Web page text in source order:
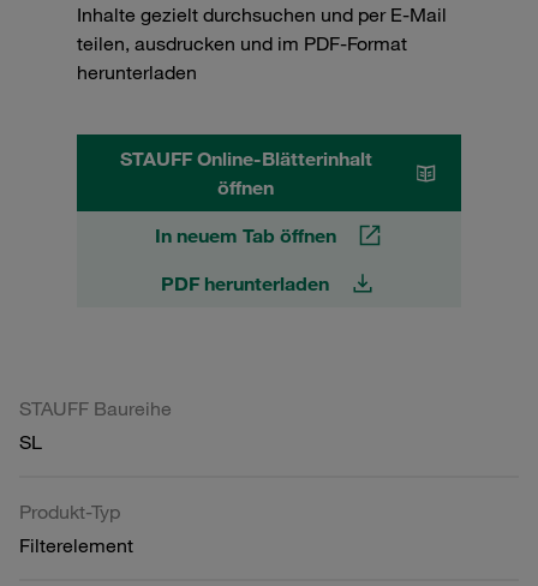
Inhalte gezielt durchsuchen und per E-Mail
teilen, ausdrucken und im PDF-Format
herunterladen
STAUFF Online-Blätterinhalt
öffnen
In neuem Tab öffnen
PDF herunterladen
STAUFF Baureihe
SL
Produkt-Typ
Filterelement